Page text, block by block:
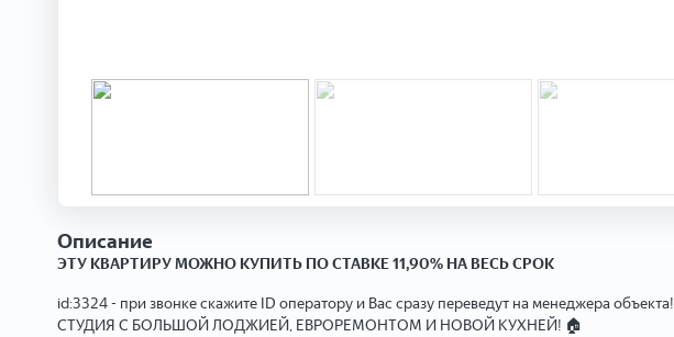
Описание
ЭТУ КВАРТИРУ МОЖНО КУПИТЬ ПО СТАВКЕ 11,90% НА ВЕСЬ СРОК
id:3324 - при звонке скажите ID оператору и Вас сразу переведут на менеджера объекта!
СТУДИЯ С БОЛЬШОЙ ЛОДЖИЕЙ, ЕВРОРЕМОНТОМ И НОВОЙ КУХНЕЙ! 🏠